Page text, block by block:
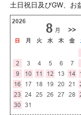
土日祝日及びGW、お